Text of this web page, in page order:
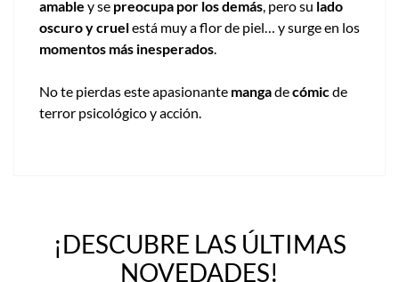
amable y se preocupa por los demás, pero su lado
oscuro y cruelestá muy a flor de piel… y surge en los
momentos más inesperados.
No te pierdas este apasionante mangadecómicde
terror psicológico y acción.
¡DESCUBRE LAS ÚLTIMAS
NOVEDADES!